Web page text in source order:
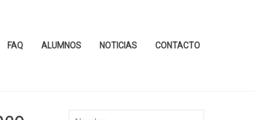
FAQ ALUMNOS NOTICIAS CONTACTO